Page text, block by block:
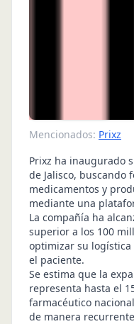
Mencionados: Prixz
Prixz ha inaugurado
de Jalisco, buscando
medicamentos y
mediante una
La compañía ha
superior a los 100
optimizar su
el paciente.
Se estima que la
representa hasta el
farmacéutico
de manera